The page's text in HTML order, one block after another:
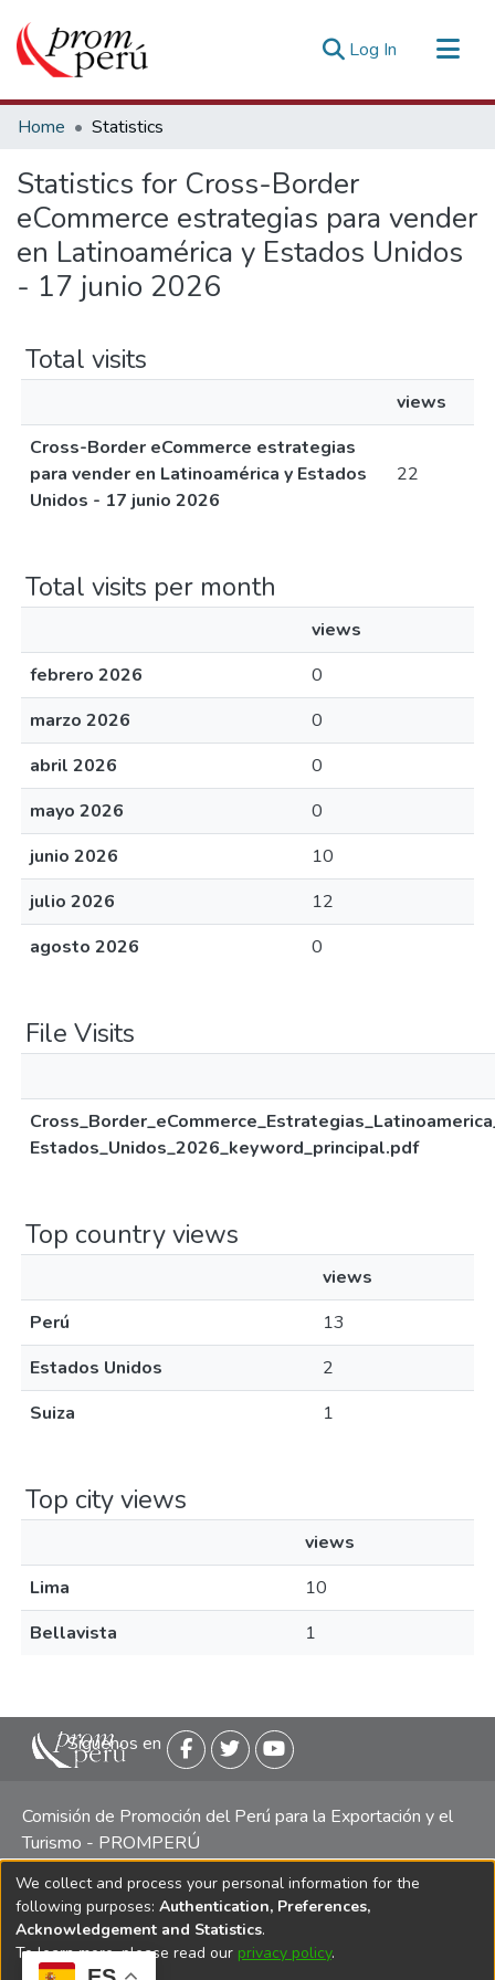
Log In (current)
Communities & Collections
Estadísticas Externas
Home Statistics
Statistics for Cross-Border
eCommerce estrategias para vender
en Latinoamérica y Estados Unidos
- 17 junio 2026
Total visits
views
Cross-Border eCommerce estrategias
para vender en Latinoamérica y Estados
Unidos - 17 junio 2026
22
Total visits per month
views
febrero 2026
0
marzo 2026
0
abril 2026
0
mayo 2026
0
junio 2026
10
julio 2026
12
agosto 2026
0
File Visits
Estados_Unidos_2026_keyword_principal.pdf
Top country views
views
Perú
13
Estados Unidos
2
Suiza
1
Top city views
views
Lima
10
Bellavista
1
Siguenos en
Comisión de Promoción del Perú para la Exportación y el
Turismo - PROMPERÚ
Central telefónica: (511) 616 7300 / 616 7400 Calle Uno
Oeste 50, Edificio Mincetur, Pisos 13 y 14, San Isidro -
Lima
We collect and process your personal information for the
following purposes: Authentication, Preferences,
Acknowledgement and Statistics.
To learn more, please read our privacy policy.